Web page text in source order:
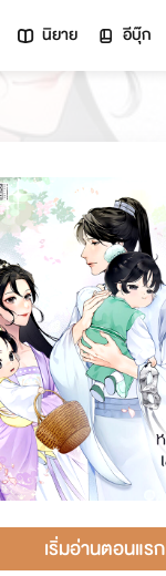
นิยาย อีบุ๊ก
เริ่มอ่านตอนแรก